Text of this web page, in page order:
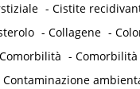
- Cistite
- Collagene -
Comorbilità -
Contaminazione